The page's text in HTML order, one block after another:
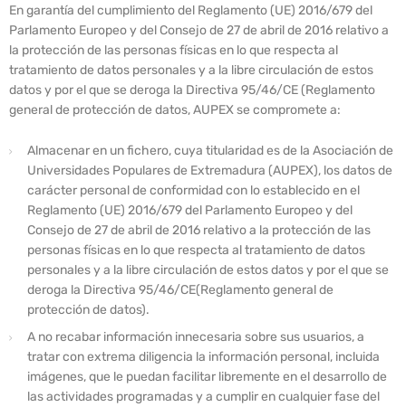
En garantía del cumplimiento del Reglamento (UE) 2016/679 del
Parlamento Europeo y del Consejo de 27 de abril de 2016 relativo a
la protección de las personas físicas en lo que respecta al
tratamiento de datos personales y a la libre circulación de estos
datos y por el que se deroga la Directiva 95/46/CE (Reglamento
general de protección de datos, AUPEX se compromete a:
Almacenar en un fichero, cuya titularidad es de la Asociación de
Universidades Populares de Extremadura (AUPEX), los datos de
carácter personal de conformidad con lo establecido en el
Reglamento (UE) 2016/679 del Parlamento Europeo y del
Consejo de 27 de abril de 2016 relativo a la protección de las
personas físicas en lo que respecta al tratamiento de datos
personales y a la libre circulación de estos datos y por el que se
deroga la Directiva 95/46/CE(Reglamento general de
protección de datos).
A no recabar información innecesaria sobre sus usuarios, a
tratar con extrema diligencia la información personal, incluida
imágenes, que le puedan facilitar libremente en el desarrollo de
las actividades programadas y a cumplir en cualquier fase del